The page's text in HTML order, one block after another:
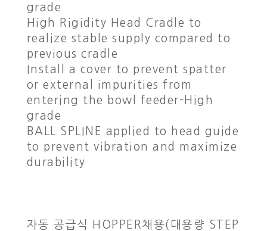
grade
High Rigidity Head Cradle to
realize stable supply compared to
previous cradle
Install a cover to prevent spatter
or external impurities from
entering the bowl feeder-High
grade
BALL SPLINE applied to head guide
to prevent vibration and maximize
durability
자동 공급식 HOPPER채용(대용량 STEP